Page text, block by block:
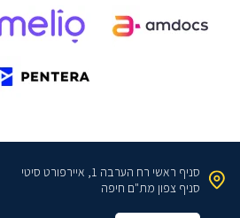
סניף ראשי רח הערבה 1, איירפורט סיטי
סניף צפון מת"ם חיפה